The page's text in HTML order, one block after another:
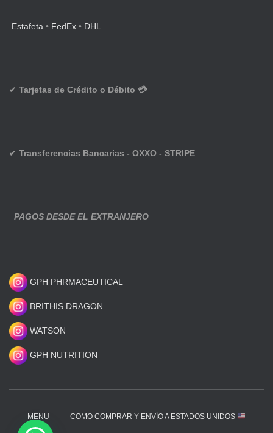
Estafeta • FedEx • DHL
✔ Tarjetas de Crédito o Débito 💳
✔ Transferencias Bancarias - OXXO - STRIPE
PAGOS DESDE EL EXTRANJERO
GPH PHRMACEUTICAL
BRITHIS DRAGON
WATSON
GPH NUTRITION
MENU COMO COMPRAR Y ENVÍO A ESTADOS UNIDOS